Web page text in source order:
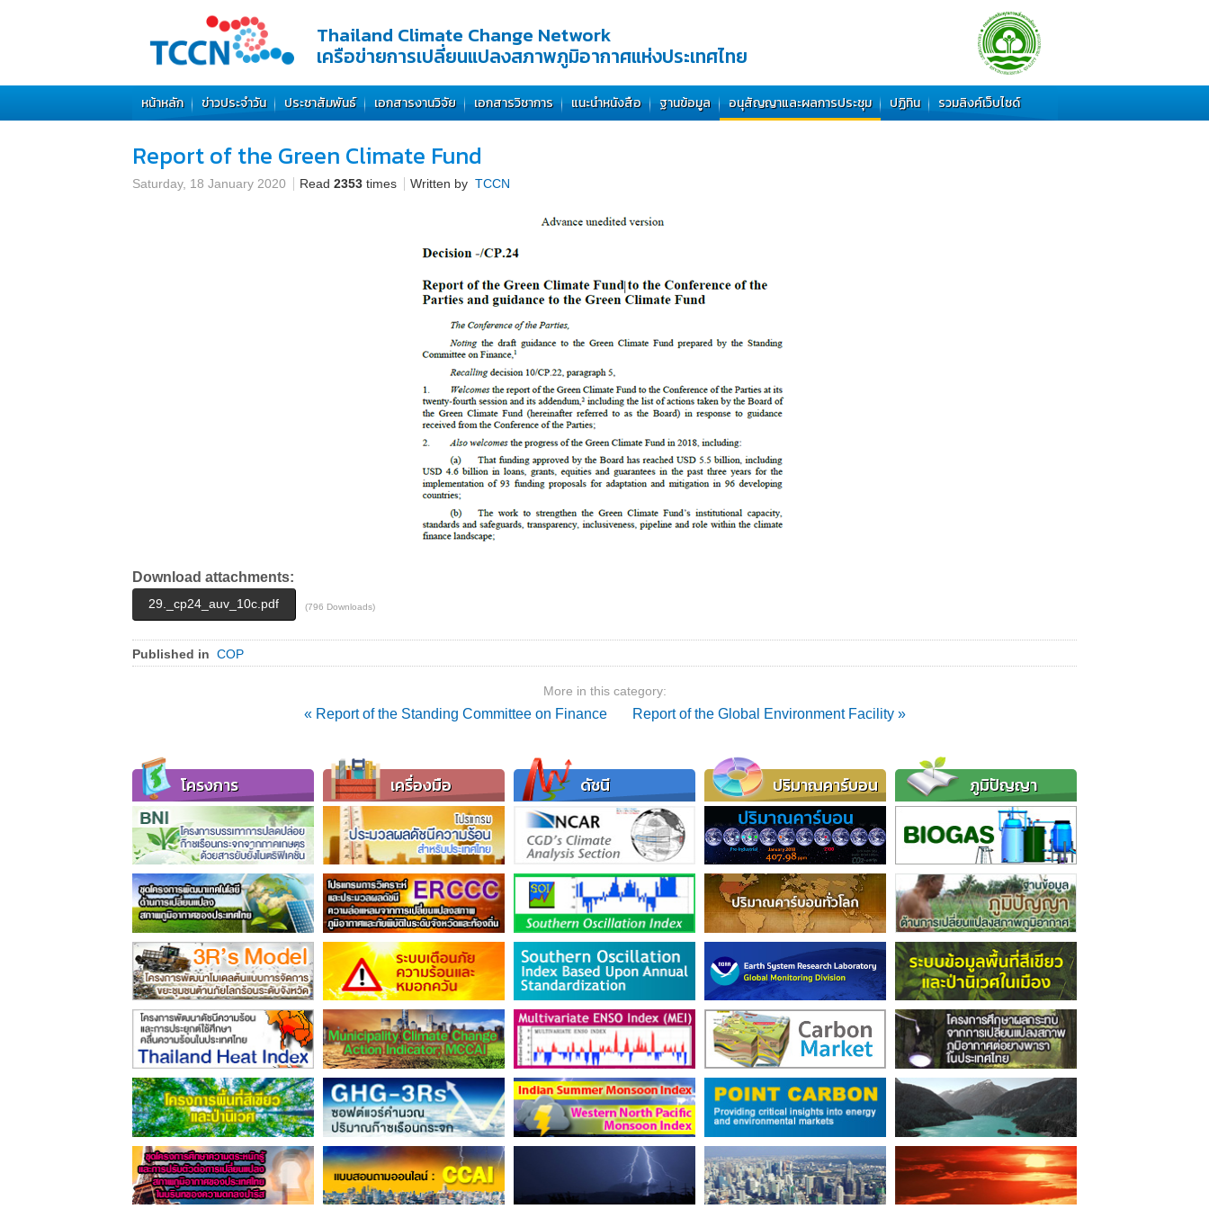
Thailand Climate Change Network
เครือข่ายการเปลี่ยนแปลงสภาพภูมิอากาศแห่งประเทศไทย
หน้าหลัก ข่าวประจำวัน ประชาสัมพันธ์ เอกสารงานวิจัย เอกสารวิชาการ แนะนำหนังสือ ฐานข้อมูล อนุสัญญาและผลการประชุม ปฏิทิน รวมลิงค์เว็บไซด์
Report of the Green Climate Fund
Saturday, 18 January 2020 Read 2353 times Written by TCCN
Download attachments:
29._cp24_auv_10c.pdf (796 Downloads)
Published in COP
More in this category:
« Report of the Standing Committee on Finance Report of the Global Environment Facility »
โครงการ เครื่องมือ ดัชนี ปริมาณคาร์บอน ภูมิปัญญา